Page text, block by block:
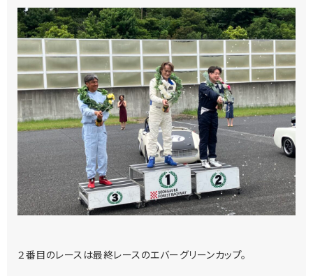
２番目のレースは最終レースのエバーグリーンカップ。